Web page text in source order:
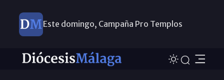
Este domingo, Campaña Pro Templos